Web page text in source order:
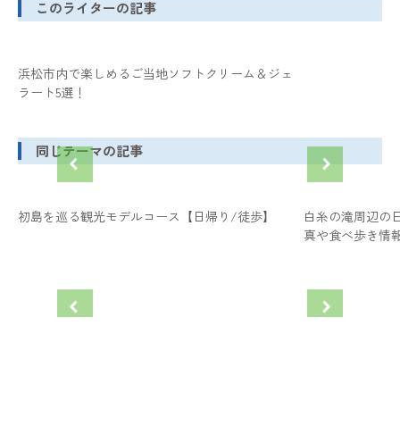
このライターの記事
浜松市内で楽しめるご当地ソフトクリーム＆ジェ
ラート5選！
同じテーマの記事
初島を巡る観光モデルコース【日帰り/徒歩】
白糸の滝周辺の
真や食べ歩き情